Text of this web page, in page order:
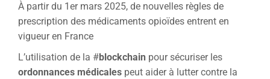
À partir du 1er mars 2025, de nouvelles règles de
prescription des médicaments opioïdes entrent en
vigueur en France
L’utilisation de la #blockchain pour sécuriser les
ordonnances médicales peut aider à lutter contre la